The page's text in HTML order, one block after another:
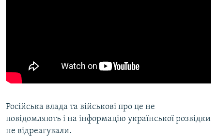
Російська влада та військові про це не
повідомляють і на інформацію української розвідки
не відреагували.